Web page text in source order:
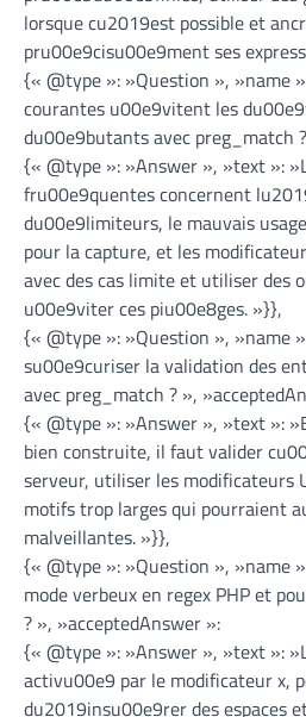
lorsque cu2019est possible et
pru00e9cisu00e9ment ses
{« @type »: »Question », »name
courantes u00e9vitent les
du00e9butants avec preg_match
{« @type »: »Answer », »text »:
fru00e9quentes concernent
du00e9limiteurs, le mauvais
pour la capture, et les
avec des cas limite et utiliser des
u00e9viter ces piu00e8ges. »}},
{« @type »: »Question », »name
su00e9curiser la validation des
avec preg_match ? »,
{« @type »: »Answer », »text »:
bien construite, il faut valider
serveur, utiliser les modificateurs
motifs trop larges qui pourraient
malveillantes. »}},
{« @type »: »Question », »name
mode verbeux en regex PHP et
? », »acceptedAnswer »:
{« @type »: »Answer », »text »:
activu00e9 par le modificateur x,
du2019insu00e9rer des espaces